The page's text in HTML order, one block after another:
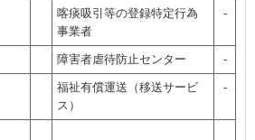
喀痰吸引等の登録特定行為
事業者
-
障害者虐待防止センター -
福祉有償運送（移送サービ
ス）
-